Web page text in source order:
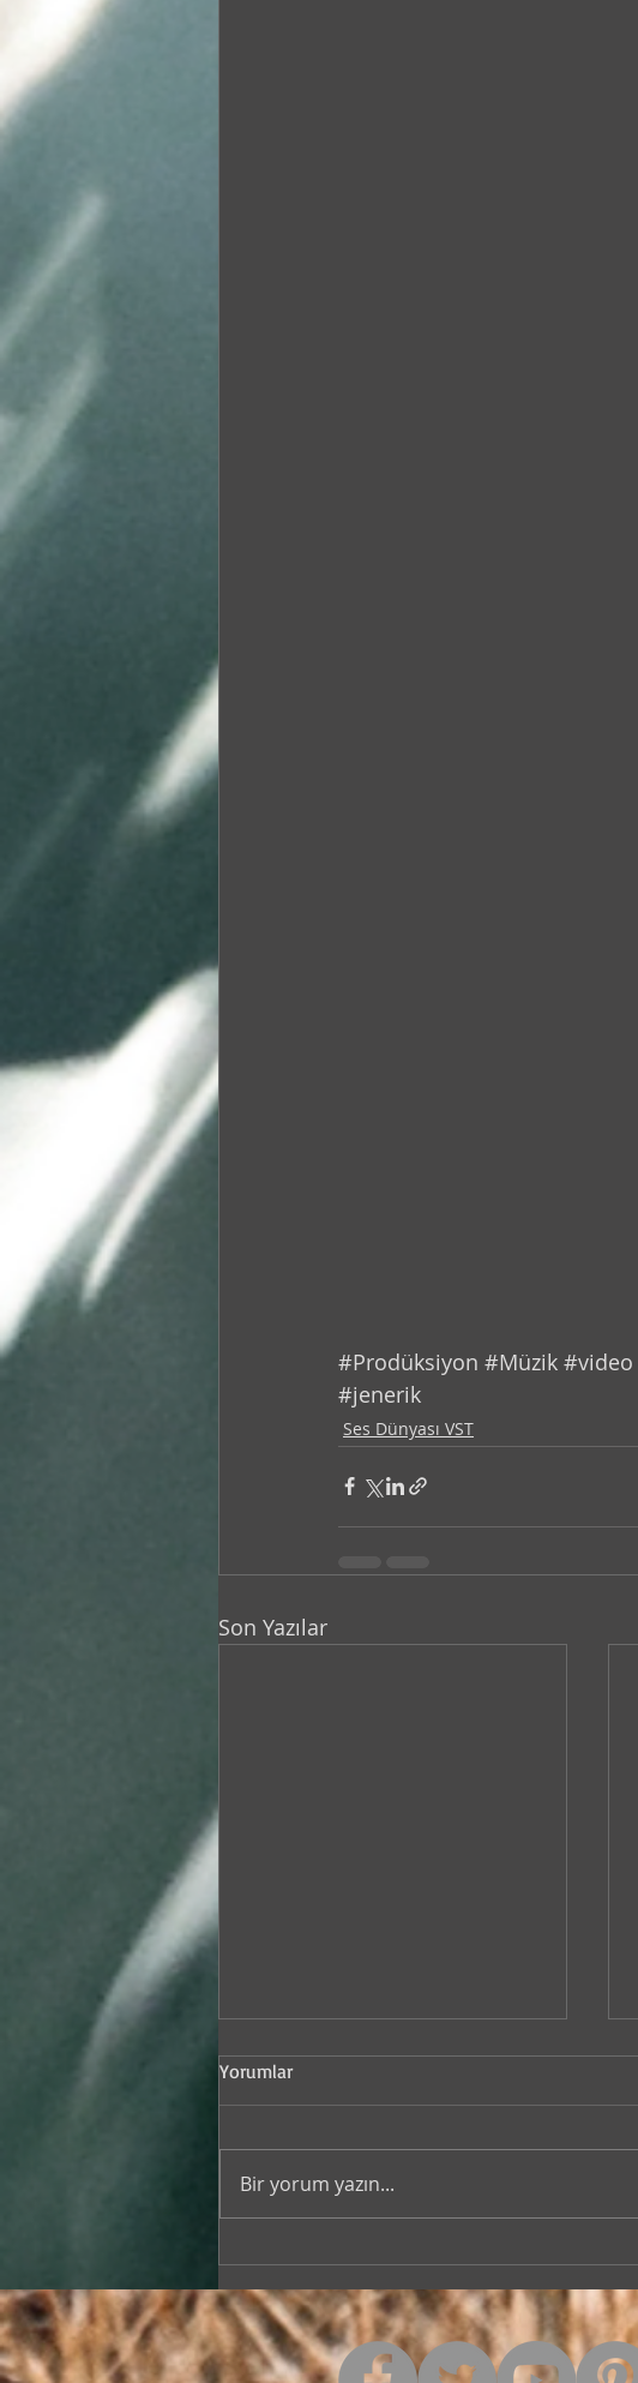
#Prodüksiyon #Müzik #video
#jenerik
Ses Dünyası VST
Son Yazılar
izi Eli / Gitar Dersleri
Yorumlar
Bir yorum yazın...